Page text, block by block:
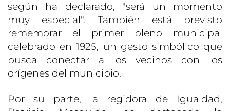
según ha declarado, "será un momento
muy especial". También está previsto
rememorar el primer pleno municipal
celebrado en 1925, un gesto simbólico que
busca conectar a los vecinos con los
orígenes del municipio.
Por su parte, la regidora de Igualdad,